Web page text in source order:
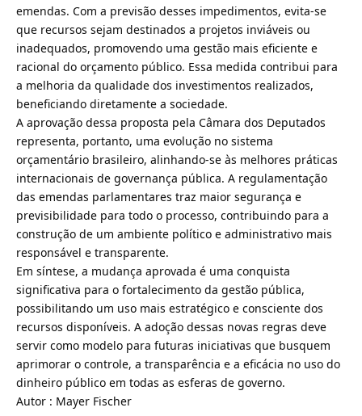
emendas. Com a previsão desses impedimentos, evita-se
que recursos sejam destinados a projetos inviáveis ou
inadequados, promovendo uma gestão mais eficiente e
racional do orçamento público. Essa medida contribui para
a melhoria da qualidade dos investimentos realizados,
beneficiando diretamente a sociedade.
A aprovação dessa proposta pela Câmara dos Deputados
representa, portanto, uma evolução no sistema
orçamentário brasileiro, alinhando-se às melhores práticas
internacionais de governança pública. A regulamentação
das emendas parlamentares traz maior segurança e
previsibilidade para todo o processo, contribuindo para a
construção de um ambiente político e administrativo mais
responsável e transparente.
Em síntese, a mudança aprovada é uma conquista
significativa para o fortalecimento da gestão pública,
possibilitando um uso mais estratégico e consciente dos
recursos disponíveis. A adoção dessas novas regras deve
servir como modelo para futuras iniciativas que busquem
aprimorar o controle, a transparência e a eficácia no uso do
dinheiro público em todas as esferas de governo.
Autor : Mayer Fischer